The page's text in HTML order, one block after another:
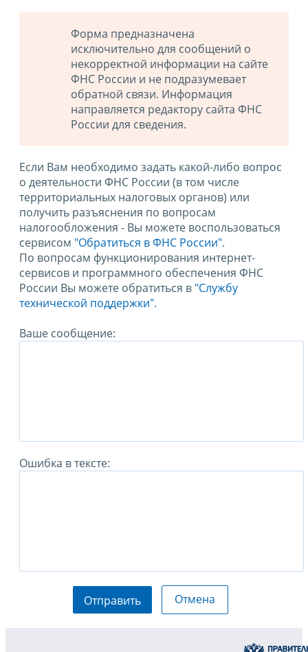
Форма предназначена
исключительно для сообщений о
некорректной информации на сайте
ФНС России и не подразумевает
обратной связи. Информация
направляется редактору сайта ФНС
России для сведения.
Если Вам необходимо задать какой-либо вопрос
о деятельности ФНС России (в том числе
территориальных налоговых органов) или
получить разъяснения по вопросам
налогообложения - Вы можете воспользоваться
сервисом "Обратиться в ФНС России".
По вопросам функционирования интернет-
сервисов и программного обеспечения ФНС
России Вы можете обратиться в "Службу
технической поддержки".
Ваше сообщение:
Ошибка в тексте:
Отправить Отмена